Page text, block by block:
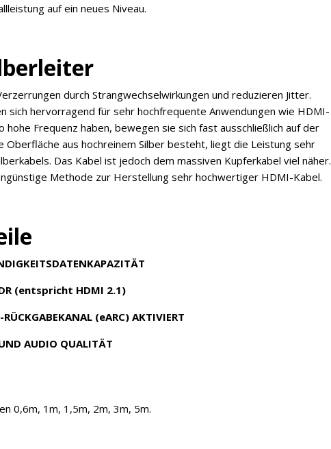
auf ein neues Niveau.
durch Strangwechselwirkungen und reduzieren Jitter.
sich hervorragend für sehr hochfrequente Anwendungen wie HDMI-
hohe Frequenz haben, bewegen sie sich fast ausschließlich auf der
Oberfläche aus hochreinem Silber besteht, liegt die Leistung sehr
Das Kabel ist jedoch dem massiven Kupferkabel viel näher.
Methode zur Herstellung sehr hochwertiger HDMI-Kabel.
(entspricht HDMI 2.1)
(eARC) AKTIVIERT
AUDIO QUALITÄT
0,6m, 1m, 1,5m, 2m, 3m, 5m.
×